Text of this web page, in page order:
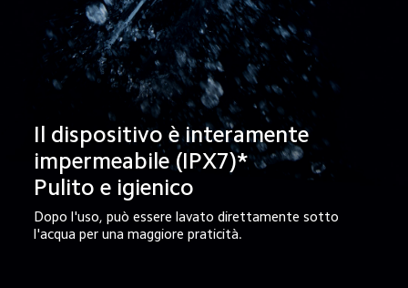
Il dispositivo è interamente
impermeabile (IPX7)*
Pulito e igienico
Dopo l'uso, può essere lavato direttamente sotto
l'acqua per una maggiore praticità.